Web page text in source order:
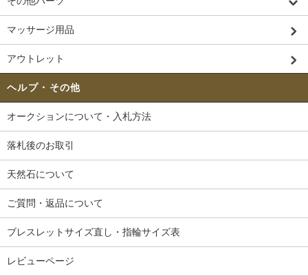
マッサージ用品
アウトレット
ヘルプ・その他
オークションについて・入札方法
落札後のお取引
天然石について
ご質問・返品について
ブレスレットサイズ直し・指輪サイズ表
レビューページ